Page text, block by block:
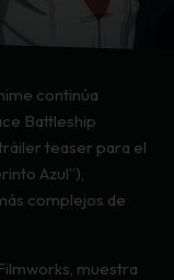
continúa
Battleship
teaser para el
Azul”),
complejos de
muestra